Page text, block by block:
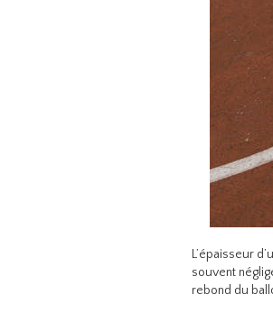
L’épaisseur
souvent
rebond du